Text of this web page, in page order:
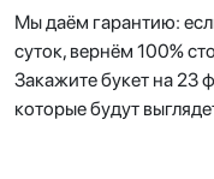
Мы даём гарантию:
суток, вернём 100%
Закажите букет на 23
которые будут